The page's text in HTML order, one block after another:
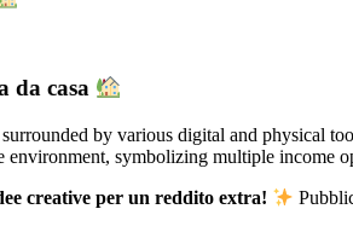
da casa
creative per un reddito extra!